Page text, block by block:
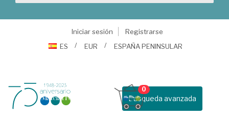
Iniciar sesión
Registrarse
ES
EUR ESPAÑA PENINSULAR
Busqueda avanzada
0